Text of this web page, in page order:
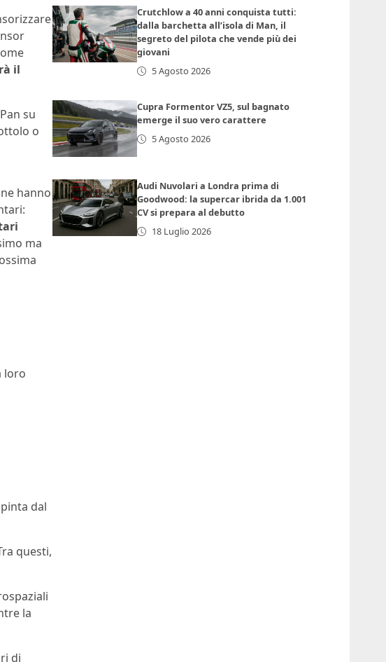
il
su
o
hanno
ma
loro
dal
questi,
la
di
Crutchlow a 40 anni conquista tutti:
dalla barchetta all’isola di Man, il
segreto del pilota che vende più dei
giovani
5 Agosto 2026
Cupra Formentor VZ5, sul bagnato
emerge il suo vero carattere
5 Agosto 2026
Audi Nuvolari a Londra prima di
Goodwood: la supercar ibrida da 1.001
CV si prepara al debutto
18 Luglio 2026